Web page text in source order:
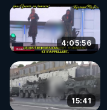
4:05:56
15:41